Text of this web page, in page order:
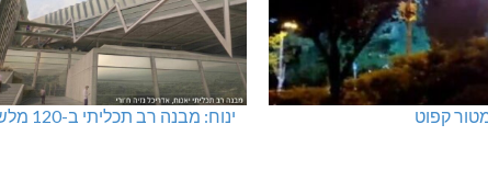
קפוט ינוח: מבנה רב תכליתי ב-120 מלש"ח